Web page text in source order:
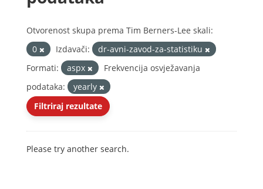
Otvorenost skupa prema Tim Berners-Lee skali:
0
Izdavači:
dr-avni-zavod-za-statistiku
Formati:
aspx
Frekvencija osvježavanja
podataka:
yearly
Filtriraj rezultate
Please try another search.